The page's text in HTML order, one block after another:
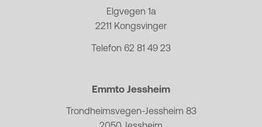
Elgvegen 1a
2211 Kongsvinger
Telefon 62 81 49 23
Emmto Jessheim
Trondheimsvegen-Jessheim 83